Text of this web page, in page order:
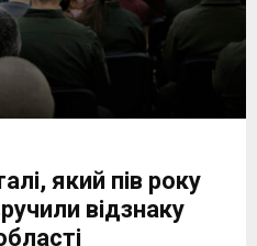
який пів року
відзнаку